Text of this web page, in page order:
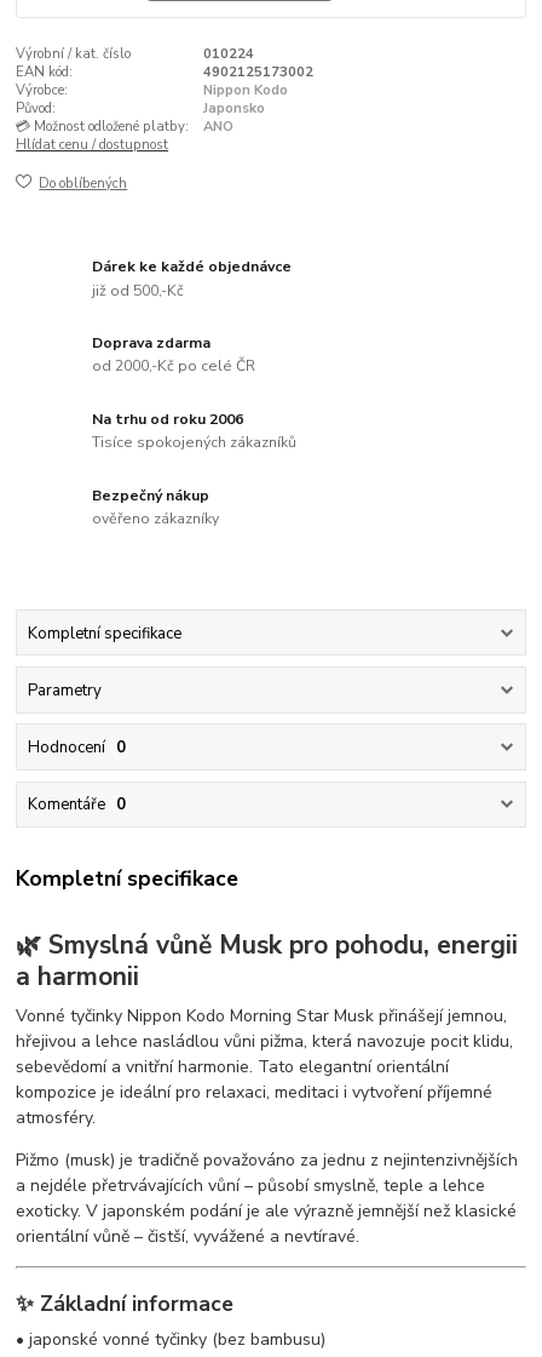
Výrobní / kat. číslo
010224
EAN kód:
4902125173002
Výrobce:
Nippon Kodo
Původ:
Japonsko
💳 Možnost odložené platby:
ANO
Hlídat cenu / dostupnost
Do oblíbených
Dárek ke každé objednávce
již od 500,-Kč
Doprava zdarma
od 2000,-Kč po celé ČR
Na trhu od roku 2006
Tisíce spokojených zákazníků
Bezpečný nákup
ověřeno zákazníky
Kompletní specifikace
Parametry
Hodnocení 0
Komentáře 0
Kompletní specifikace
🌿 Smyslná vůně Musk pro pohodu, energii
a harmonii
Vonné tyčinky Nippon Kodo Morning Star Musk přinášejí jemnou,
hřejivou a lehce nasládlou vůni pižma, která navozuje pocit klidu,
sebevědomí a vnitřní harmonie. Tato elegantní orientální
kompozice je ideální pro relaxaci, meditaci i vytvoření příjemné
atmosféry.
Pižmo (musk) je tradičně považováno za jednu z nejintenzivnějších
a nejdéle přetrvávajících vůní – působí smyslně, teple a lehce
exoticky. V japonském podání je ale výrazně jemnější než klasické
orientální vůně – čistší, vyvážené a nevtíravé.
✨ Základní informace
• japonské vonné tyčinky (bez bambusu)